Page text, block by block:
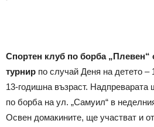
Спортен клуб по борба „Плевен“
турнир по случай Деня на детето –
13-годишна възраст. Надпреварата
по борба на ул. „Самуил“ в
Освен домакините, ще участват и